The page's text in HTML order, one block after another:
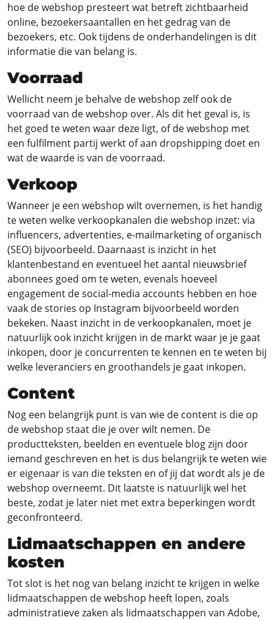
hoe de webshop presteert wat betreft zichtbaarheid
online, bezoekersaantallen en het gedrag van de
bezoekers, etc. Ook tijdens de onderhandelingen is dit
informatie die van belang is.
Voorraad
Wellicht neem je behalve de webshop zelf ook de
voorraad van de webshop over. Als dit het geval is, is
het goed te weten waar deze ligt, of de webshop met
een fulfilment partij werkt of aan dropshipping doet en
wat de waarde is van de voorraad.
Verkoop
Wanneer je een webshop wilt overnemen, is het handig
te weten welke verkoopkanalen die webshop inzet: via
influencers, advertenties, e-mailmarketing of organisch
(SEO) bijvoorbeeld. Daarnaast is inzicht in het
klantenbestand en eventueel het aantal nieuwsbrief
abonnees goed om te weten, evenals hoeveel
engagement de social-media accounts hebben en hoe
vaak de stories op Instagram bijvoorbeeld worden
bekeken. Naast inzicht in de verkoopkanalen, moet je
natuurlijk ook inzicht krijgen in de markt waar je je gaat
inkopen, door je concurrenten te kennen en te weten bij
welke leveranciers en groothandels je gaat inkopen.
Content
Nog een belangrijk punt is van wie de content is die op
de webshop staat die je over wilt nemen. De
productteksten, beelden en eventuele blog zijn door
iemand geschreven en het is dus belangrijk te weten wie
er eigenaar is van die teksten en of jij dat wordt als je de
webshop overneemt. Dit laatste is natuurlijk wel het
beste, zodat je later niet met extra beperkingen wordt
geconfronteerd.
Lidmaatschappen en andere
kosten
Tot slot is het nog van belang inzicht te krijgen in welke
lidmaatschappen de webshop heeft lopen, zoals
administratieve zaken als lidmaatschappen van Adobe,